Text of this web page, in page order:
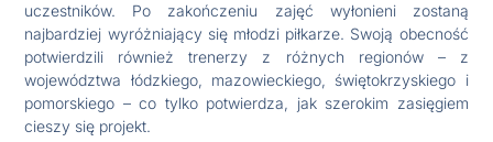
uczestników. Po zakończeniu zajęć wyłonieni zostaną
najbardziej wyróżniający się młodzi piłkarze. Swoją obecność
potwierdzili również trenerzy z różnych regionów – z
województwa łódzkiego, mazowieckiego, świętokrzyskiego i
pomorskiego – co tylko potwierdza, jak szerokim zasięgiem
cieszy się projekt.